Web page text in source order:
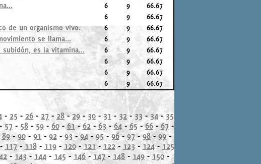
6 9
66.67
6 9
66.67
de un organismo vivo. 6 9
66.67
se llama... 6 9
66.67
es la vitamina... 6 9
66.67
6 9
66.67
6 9
66.67
6 9 66.67
- 25 - 26 - 27 - 28-29 - 30 - 31 - 32 -33- 34- 35
57 - 58- 59- 60- 61- 62- 63- 64- 65 -66-67 -
89-90- 91 - 92- 93-94-95- 96- 97 - 98- 99-
117- 118- 119- 120- 121- 122- 123 - 124- 125
- 143- 144 - 145 - 146-147- 148 - 149 - 150-